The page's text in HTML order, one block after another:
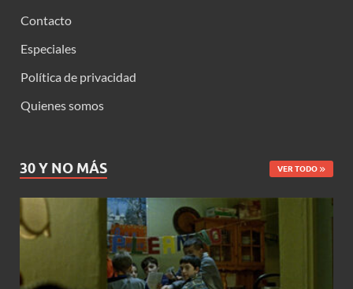
Contacto
Especiales
Política de privacidad
Quienes somos
30 Y NO MÁS VER TODO